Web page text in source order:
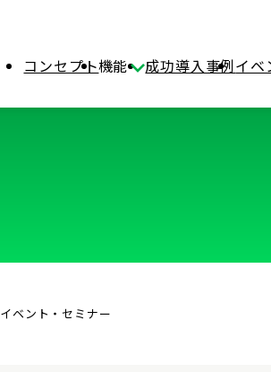
コンセプト機能 成功導入事例イベ
イベント・セミナー